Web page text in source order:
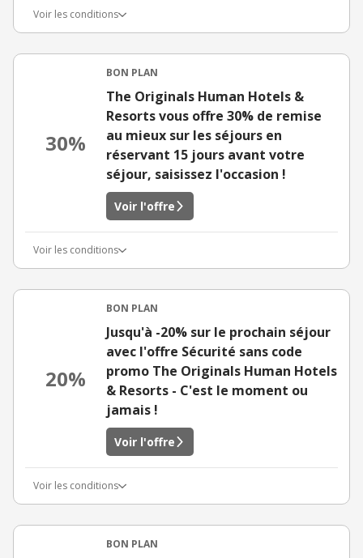
Voir les conditions
30%
BON PLAN
The Originals Human Hotels &
Resorts vous offre 30% de remise
au mieux sur les séjours en
réservant 15 jours avant votre
séjour, saisissez l'occasion !
Voir l'offre
Voir les conditions
20%
BON PLAN
Jusqu'à -20% sur le prochain séjour
avec l'offre Sécurité sans code
promo The Originals Human Hotels
& Resorts - C'est le moment ou
jamais !
Voir l'offre
Voir les conditions
BON PLAN